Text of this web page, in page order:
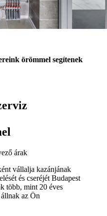
örömmel segítenek
árak
vállalja kazánjának
és cseréjét Budapest
több, mint 20 éves
az Ön